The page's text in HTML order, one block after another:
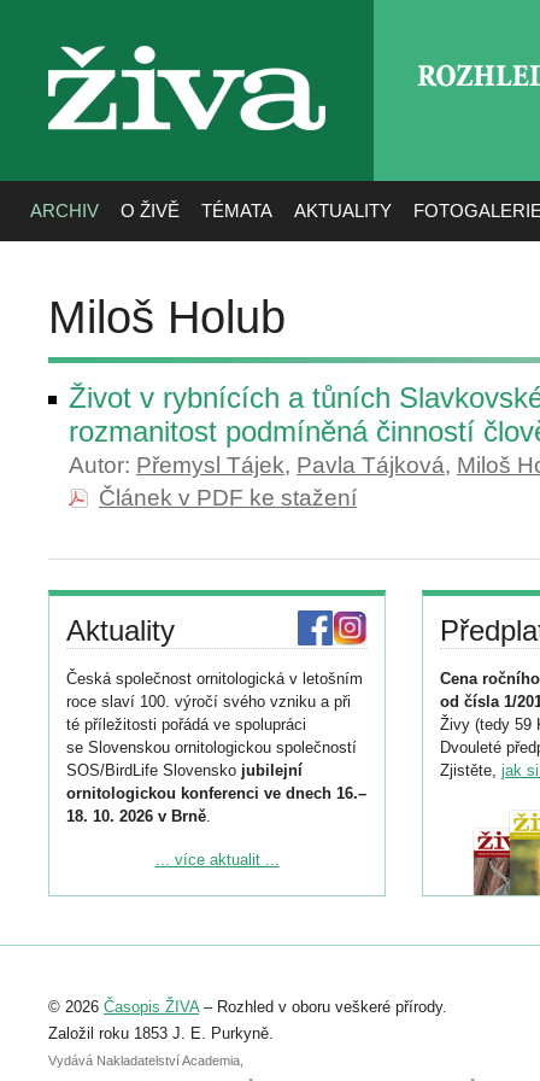
živa
ARCHIV O ŽIVĚ TÉMATA AKTUALITY
Miloš Holub
Život v rybnících a tůních
rozmanitost podmíněná činností
Autor: Přemysl Tájek, Pavla Tájková, Miloš
Článek v PDF ke stažení
Aktuality
Česká společnost ornitologická v letošním
roce slaví 100. výročí svého vzniku a při
té příležitosti pořádá ve spolupráci
se Slovenskou ornitologickou společností
SOS/BirdLife Slovensko jubilejní
ornitologickou konferenci ve dnech 16.–
18. 10. 2026 v Brně.
Podrobnější informace ke konferenci
Registrovat se můžete do 6. září.
abstraktu přihlášené přednášky nebo
posteru je už 30. června.
... více aktualit ...
Cena
od čísla 1/
Živy (tedy 59
Dvouleté
Zjistěte, jak
© 2026 Časopis ŽIVA– Rozhled v oboru veškeré přírody.
Založil roku 1853 J. E. Purkyně.
Vydává Nakladatelství Academia,